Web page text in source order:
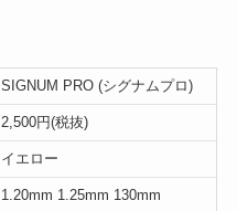
SIGNUM PRO (シグナムプロ)
2,500円(税抜)
イエロー
1.20mm 1.25mm 130mm